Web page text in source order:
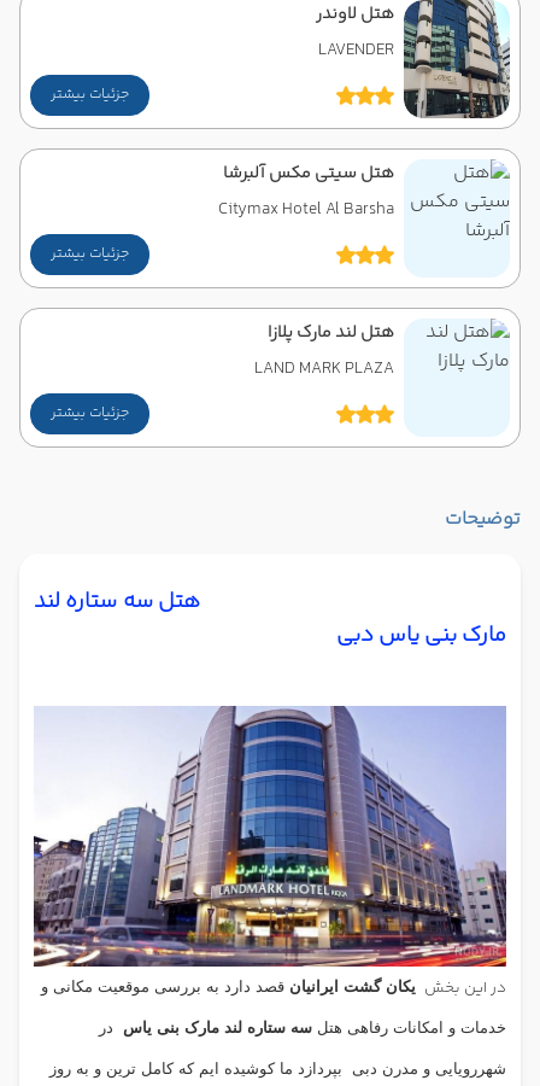
هتل لاوندر
LAVENDER
جزئیات بیشتر
هتل سیتی مکس آلبرشا
Citymax Hotel Al Barsha
جزئیات بیشتر
هتل لند مارک پلازا
LAND MARK PLAZA
جزئیات بیشتر
توضیحات
هتل سه ستاره لند
مارک بنی یاس دبی
در این بخش یکان گشت ایرانیان قصد دارد به بررسی موقعیت مکانی و
خدمات و امکانات رفاهی هتل سه ستاره لند مارک بنی یاس در
شهررویایی و مدرن دبی بپردازد ما کوشیده ایم که کامل ترین و به روز